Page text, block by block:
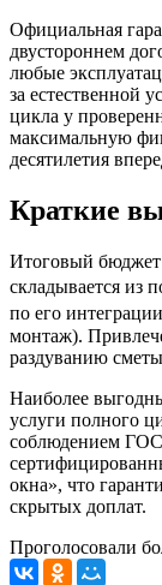
Официальная
двустороннем
любые
за естественной
цикла у
максимальную
десятилетия
Краткие
Итоговый бюджет
складывается из
по его
монтаж).
раздуванию
Наиболее
услуги полного
соблюдением
окна», что
скрытых доплат.
Проголосовали